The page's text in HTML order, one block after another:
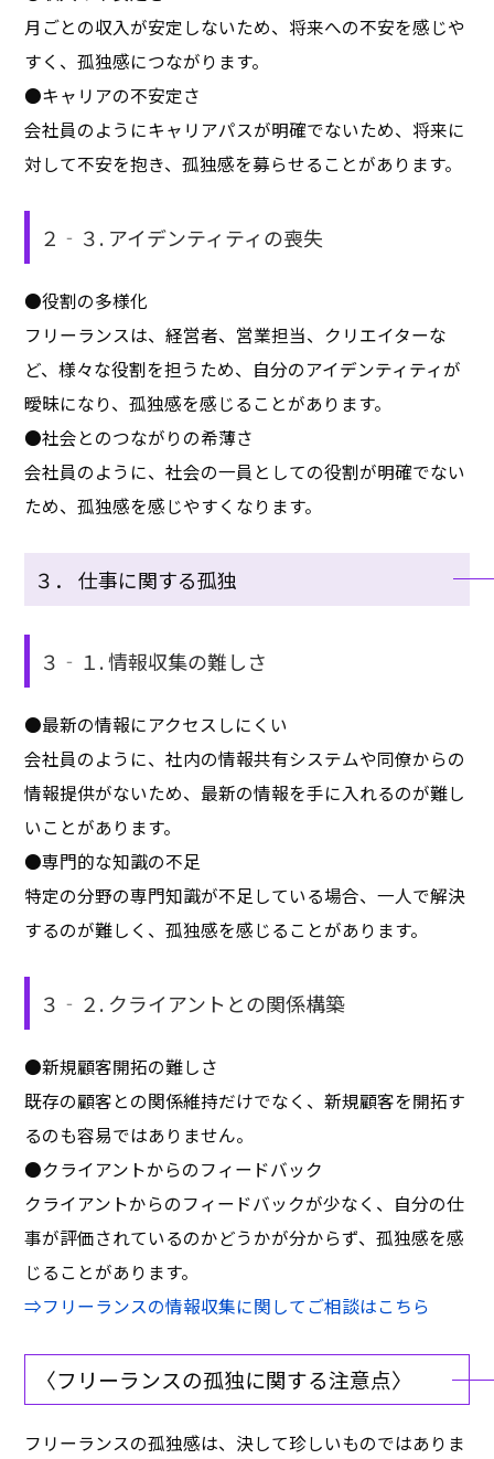
月ごとの収入が安定しないため、将来への不安を感じや
すく、孤独感につながります。
●キャリアの不安定さ
会社員のようにキャリアパスが明確でないため、将来に
対して不安を抱き、孤独感を募らせることがあります。
２‐３. アイデンティティの喪失
●役割の多様化
フリーランスは、経営者、営業担当、クリエイターな
ど、様々な役割を担うため、自分のアイデンティティが
曖昧になり、孤独感を感じることがあります。
●社会とのつながりの希薄さ
会社員のように、社会の一員としての役割が明確でない
ため、孤独感を感じやすくなります。
３． 仕事に関する孤独
３‐１. 情報収集の難しさ
●最新の情報にアクセスしにくい
会社員のように、社内の情報共有システムや同僚からの
情報提供がないため、最新の情報を手に入れるのが難し
いことがあります。
●専門的な知識の不足
特定の分野の専門知識が不足している場合、一人で解決
するのが難しく、孤独感を感じることがあります。
３‐２. クライアントとの関係構築
●新規顧客開拓の難しさ
既存の顧客との関係維持だけでなく、新規顧客を開拓す
るのも容易ではありません。
●クライアントからのフィードバック
クライアントからのフィードバックが少なく、自分の仕
事が評価されているのかどうかが分からず、孤独感を感
じることがあります。
⇒フリーランスの情報収集に関してご相談はこちら
〈フリーランスの孤独に関する注意点〉
フリーランスの孤独感は、決して珍しいものではありま